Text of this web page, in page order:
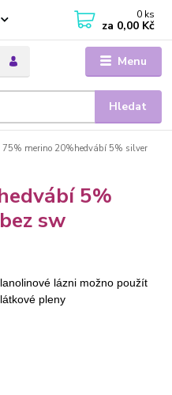
Menu
Hledat
0 ks
za 0,00 Kč
75% merino 20%hedvábí 5% silver
5%
sw
lázni možno použít
pleny